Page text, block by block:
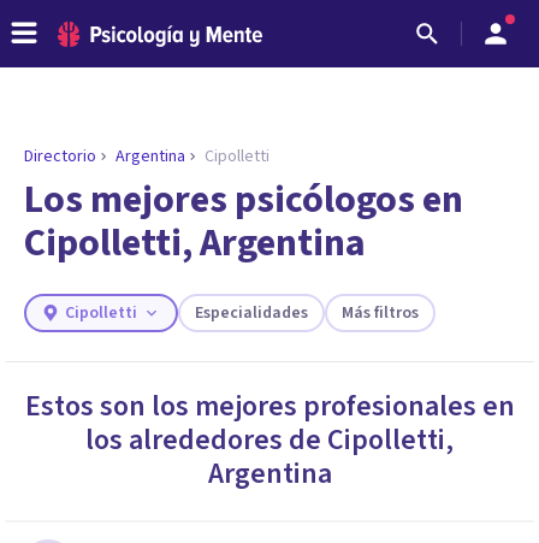
ENCONTRAR MI TERAPEUTA
¿Necesitas ayuda para encontrar el
psicólogo adecuado?
Responde a unas breves preguntas y te ofreceremos
necesidades.
Directorio Argentina Cipolletti
Los mejores psicólogos en
Cipolletti, Argentina
Cipolletti Especialidades Más filtros
Estos son los mejores profesionales en
los alrededores de Cipolletti,
Argentina